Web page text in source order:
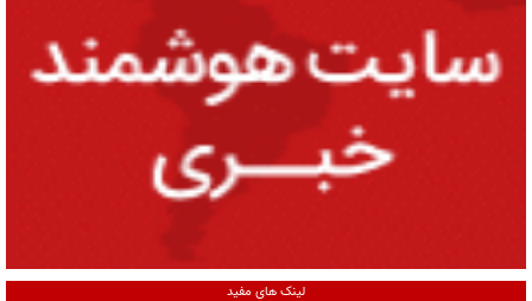
لینک های مفید